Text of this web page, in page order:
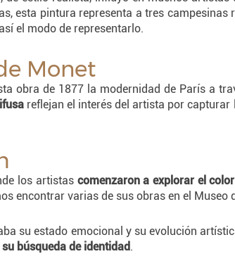
esta pintura representa a tres campesinas
el modo de representarlo.
Monet
obra de 1877 la modernidad de París a
reflejan el interés del artista por
los artistas comenzaron a explorar el
encontrar varias de sus obras en el Museo
su estado emocional y su evolución
búsqueda de identidad.